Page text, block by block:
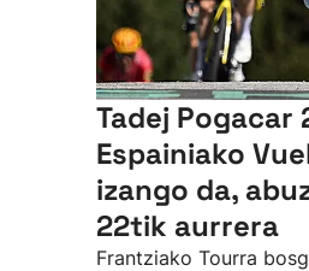
Tadej Pogacar
Espainiako
izango da,
22tik aurrera
Frantziako Tourra